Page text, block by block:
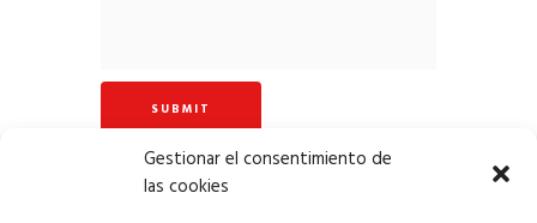
Gestionar el consentimiento de
las cookies